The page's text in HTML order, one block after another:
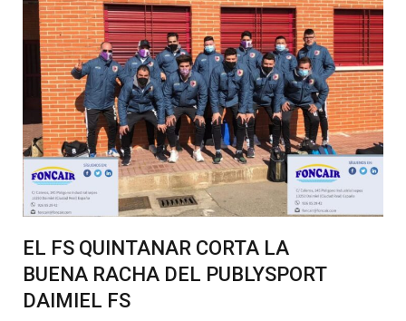
EL FS QUINTANAR CORTA LA
BUENA RACHA DEL PUBLYSPORT
DAIMIEL FS